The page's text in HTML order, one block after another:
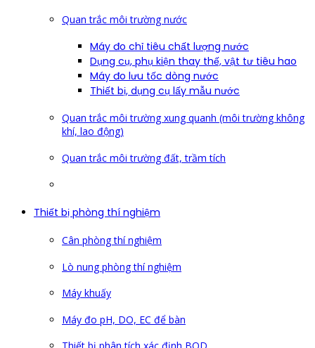
Quan trắc môi trường nước
Máy đo chỉ tiêu chất lượng nước
Dụng cụ, phụ kiện thay thế, vật tư tiêu hao
Máy đo lưu tốc dòng nước
Thiết bị, dụng cụ lấy mẫu nước
Quan trắc môi trường xung quanh (môi trường không
khí, lao động)
Quan trắc môi trường đất, trầm tích
Thiết bị phòng thí nghiệm
Cân phòng thí nghiệm
Lò nung phòng thí nghiệm
Máy khuấy
Máy đo pH, DO, EC để bàn